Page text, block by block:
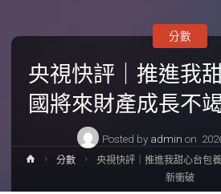
央視快評｜推進我
國將來財產成長不
Posted by admin on
分數
Home分數
央視快評｜推進我甜心台包
新衝破